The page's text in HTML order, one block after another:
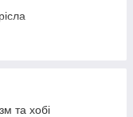
та хобі